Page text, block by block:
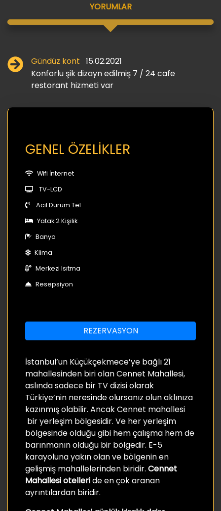
YORUMLAR
Gündüz kont 15.02.2021
Konforlu şik dizayn edilmiş 7 / 24 cafe
restorant hizmeti var
GENEL ÖZELİKLER
Wifi İnternet
TV-LCD
Acil Durum Tel
Yatak 2 Kişilik
Banyo
Klima
Merkezi Isıtma
Resepsiyon
REZERVASYON
İstanbul’un Küçükçekmece’ye bağlı 21
mahallesinden biri olan Cennet Mahallesi,
aslında sadece bir TV dizisi olarak
Türkiye’nin neresinde olursanız olun aklınıza
kazınmış olabilir. Ancak Cennet mahallesi
bir yerleşim bölgesidir. Ve her yerleşim
bölgesinde olduğu gibi hem çalışma hem de
barınmanın olduğu bir bölgedir. E-5
karayoluna yakın olan ve bölgenin en
gelişmiş mahallelerinden biridir. Cennet
Mahallesi otelleride en çok aranan
ayrıntılardan biridir.